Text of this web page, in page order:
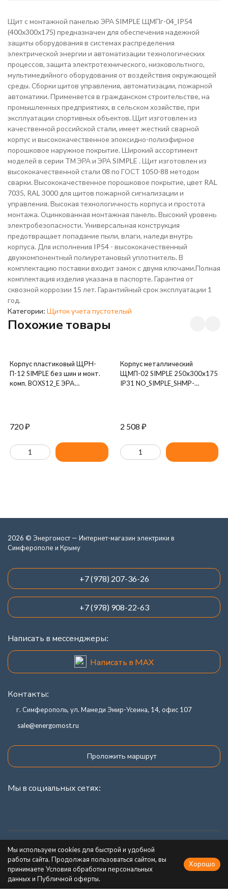
Щит с монтажной панелью ЭРА SIMPLE ЩМПг-04_IP54
(400х300х175) предназначен для обеспечения надежной
защиты оборудования в системах распределения
электрической энергии и автоматизации технологических
процессов, защита электротехнического, низковольтного,
мультимедийного оборудования от воздействия окружающей
среды. Сборки щитов управления, автоматизации, пожарной
автоматики. Применяется в гражданском строительстве, на
промышленных предприятиях, в сельском хозяйстве, при
эксплуатации спортивных объектов. Щит изготовлен из
качественной российской стали, имеет жесткий сварной
корпус и высококачественное эпоксидно-полиэфирное
порошковое наружное покрытие. Широкий ассортимент
моделей в серии ТМ ЭРА и ЭРА SIMPLE . Щит изготовлен из
высококачественной стали 08 по ГОСТ 1050-88 методом
сварки. Высококачественное порошковое покрытие, цвет RAL
7035, RAL 3000 для щитов пожарной сигнализации и
управления. Высокая технологичность корпуса и простота
монтажа. Оцинкованная монтажная панель. Высокий уровень
электробезопасности. Универсальная конструкция
предотвращает попадание пыли, влаги, наледи внутрь
корпуса. Для исполнения IP54 - высококачественный
двухкомпонентный полиуретановый уплотнитель. В
комплектацию поставки входит замок с двумя ключами.Полная
комплектация изделия указана в паспорте. Гарантия от
сквозной коррозии 15 лет. Гарантийный срок эксплуатации 1
год.
Категории: Щиток учета пустотелый
Похожие товары
Корпус пластиковый ЩРН-
П-12 SIMPLE без шин и монт.
комп. BOXS12_E ЭРА
720₽
Корпус металлический
ЩМП-02 SIMPLE 250х300х175
IP31 NO_SIMPLE_SHMP-
2 508 ₽
2026 © Энергомост — Интернет-магазин электрики в
Симферополе и Крыму
+7 (978) 207-36-26
+7 (978) 908-22-63
Написать в мессенджеры:
Написать в MAX
Контакты:
г. Симферополь, ул. Мамеди Эмир-Усеина, 14, офис 107
sale@energomost.ru
Проложить маршрут
Мы в социальных сетях:
Каталог товаров
Информация
Мы используем cookies для быстрой и удобной
работы сайта. Продолжая пользоваться сайтом, вы
принимаете Условия обработки персональных
данных и Публичной оферты.
Хорошо